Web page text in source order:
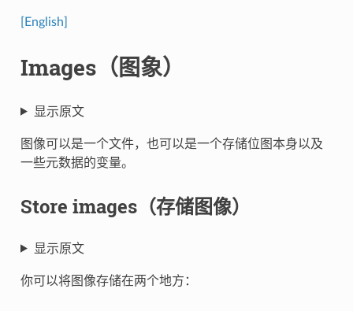
[English]
Images（图象）
显示原文
图像可以是一个文件，也可以是一个存储位图本身以及
一些元数据的变量。
Store images（存储图像）
显示原文
你可以将图像存储在两个地方：